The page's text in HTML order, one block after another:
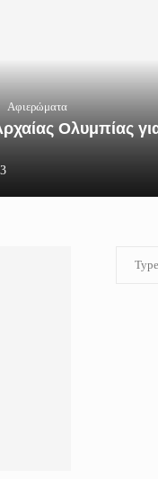
Αφιερώματα
Ολυμπίας